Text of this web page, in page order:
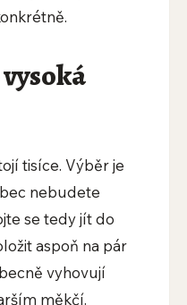
tisíce. Výběr je
nebudete
se tedy jít do
aspoň na pár
vyhovují
měkčí.